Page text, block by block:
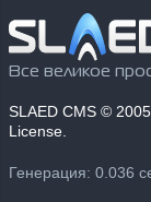
Все великое
SLAED CMS ©
License.
Генерация: 0.036